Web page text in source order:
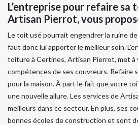
L’entreprise pour refaire sa
Artisan Pierrot, vous
Le toit usé pourrait engendrer la ruine
faut donc lui apporter le meilleur soin.
toiture à Certines, Artisan Pierrot, met à
compétences de ses couvreurs. Refaire
pour la maison. À part le fait que votre
une nouvelle allure. Les services de
meilleurs dans ce secteur. En plus, ses
bonnes écoles de construction et sont